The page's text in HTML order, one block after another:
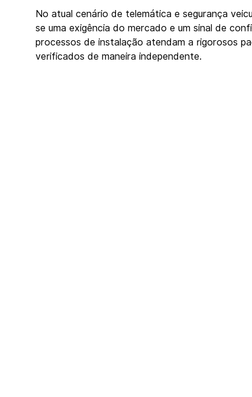
No atual cenário de telemática e segurança
se uma exigência do mercado e um sinal de
processos de instalação atendam a rigorosos
verificados de maneira independente.